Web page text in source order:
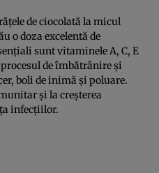
de ciocolată la micul
o doza excelentă de
sunt vitaminele A, C, E
de îmbătrânire şi
boli de inimă şi poluare.
şi la creşterea
infecţiilor.